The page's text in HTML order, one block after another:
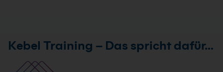
Kebel Training – Das spricht dafür…